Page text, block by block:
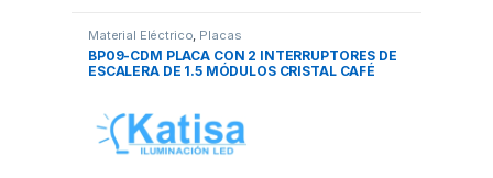
Material Eléctrico Placas
BP09-CDM PLACA CON 2 INTERRUPTORES DE
ESCALERA DE 1.5 MÓDULOS CRISTAL CAFÉ